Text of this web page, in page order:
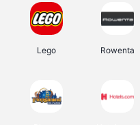
Lego Rowenta